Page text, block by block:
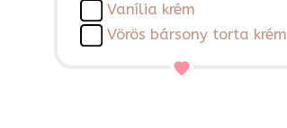
Vanília krém
Vörös bársony torta krém